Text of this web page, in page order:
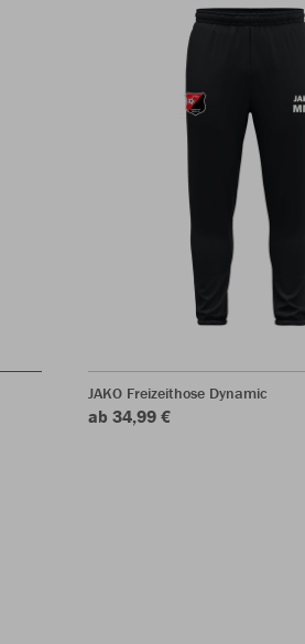
JAKO Freizeithose Dynamic
ab 34,99 €